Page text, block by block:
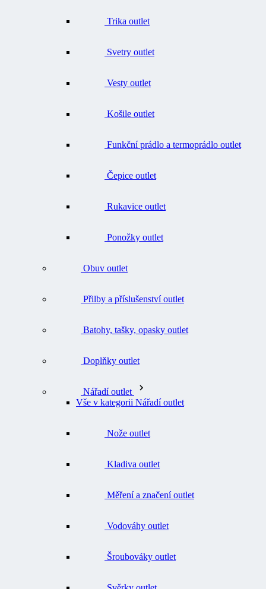
Vše v kategorii Nářadí outlet